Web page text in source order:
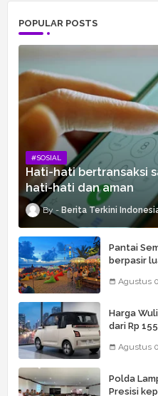
POPULAR POSTS
#SOSIAL
Hati-hati bertransaksi
hati-hati dan aman
Berita Terkini
Pantai
berpasir
Agustus
Harga
dari Rp
Agustus
Polda
Presisi